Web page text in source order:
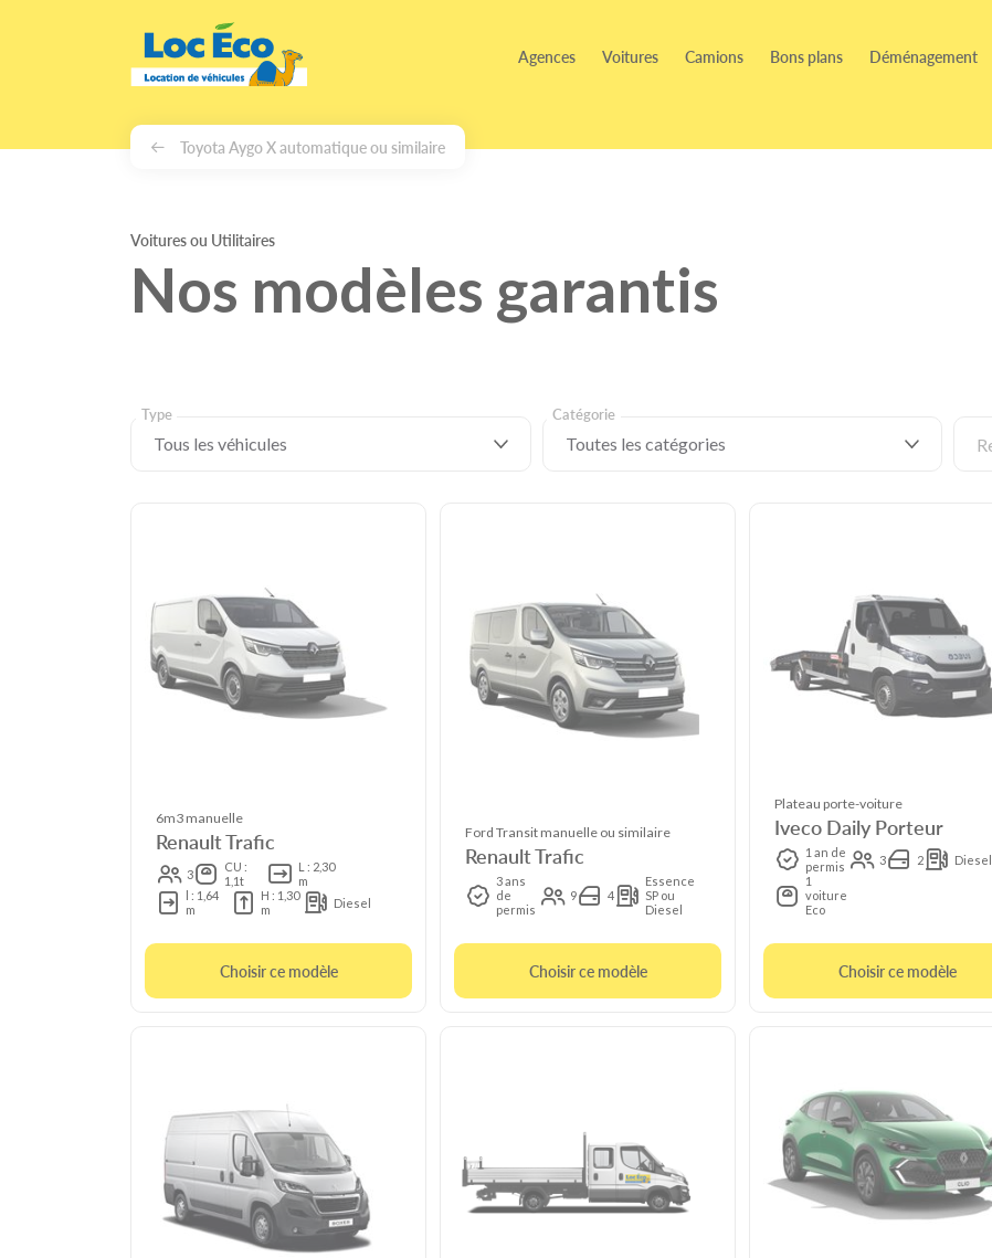
Agences Voitures Camions Bons plans Déménagement
Toyota Aygo X automatique ou similaire
Voitures ou Utilitaires
Nos modèles garantis
Type Catégorie
6m3 manuelle
Renault Trafic
3
CU :
1,1t
L : 2,30
m
l : 1,64
m
H : 1,30
m
Diesel
Choisir ce modèle
Ford Transit manuelle ou similaire
Renault Trafic
3 ans
de
permis
9 4
Essence
SP ou
Diesel
Choisir ce modèle
Plateau porte-voiture
Iveco Daily Porteur
1 an de
permis
3 2
Diesel
1
voiture
Eco
Choisir ce modèle